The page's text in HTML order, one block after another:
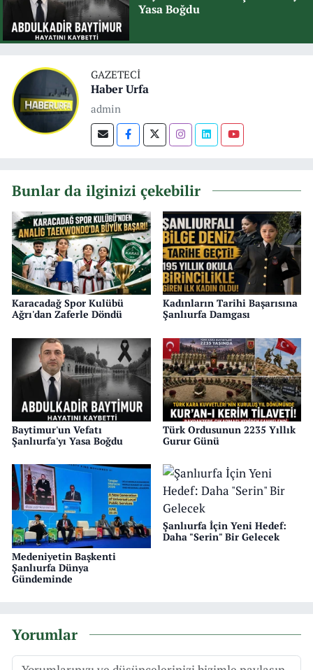
Yasa Boğdu
GAZETECI
Haber Urfa
admin
Bunlar da ilginizi çekebilir
Karacadağ Spor Kulübü
Ağrı'dan Zaferle Döndü
Kadınların Tarihi Başarısına
Şanlıurfa Damgası
Baytimur'un Vefatı
Şanlıurfa'yı Yasa Boğdu
Türk Ordusunun 2235 Yıllık
Gurur Günü
Medeniyetin Başkenti
Şanlıurfa Dünya
Gündeminde
Şanlıurfa İçin Yeni Hedef:
Daha "Serin" Bir Gelecek
Yorumlar